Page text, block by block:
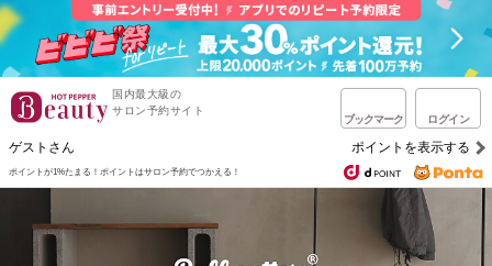
国内最大級の
サロン予約サイト
ブックマーク ログイン
ゲストさん ポイントを表示する
ポイントが1%たまる！ ポイントはサロン予約でつかえる！